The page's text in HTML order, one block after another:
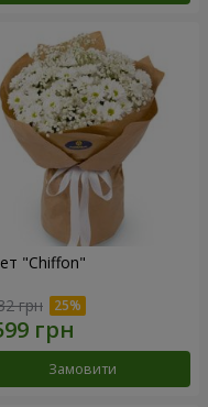
"Chiffon"
грн
Замовити